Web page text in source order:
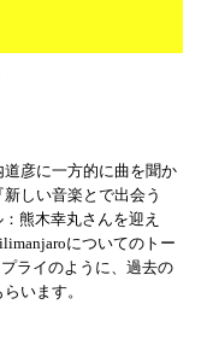
彦に一方的に曲を聞か
しい音楽とで出会う
熊木幸丸さんを迎え
についてのトー
ライのように、過去の
います。